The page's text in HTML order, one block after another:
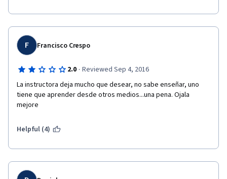
F Francisco Crespo
2.0 · Reviewed Sep 4, 2016
La instructora deja mucho que desear, no sabe enseñar, uno
tiene que aprender desde otros medios...una pena. Ojala
mejore
Helpful (4)